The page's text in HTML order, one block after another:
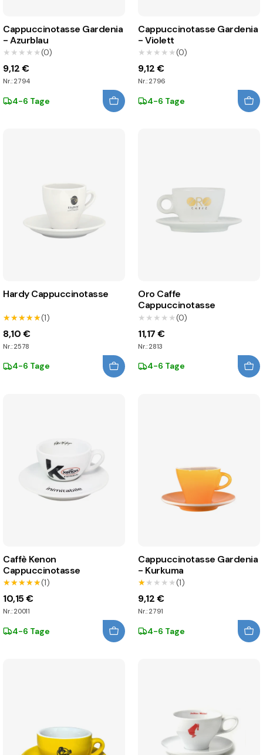
Cappuccinotasse Gardenia
- Azurblau
★★★★★
★★★★★(0)
9,12 €
Nr.: 2794
4-6 Tage
Cappuccinotasse Gardenia
- Violett
★★★★★
★★★★★(0)
9,12 €
Nr.: 2796
4-6 Tage
Hardy Cappuccinotasse
★★★★★
★★★★★(1)
8,10 €
Nr.: 2578
4-6 Tage
Oro Caffe
Cappuccinotasse
★★★★★
★★★★★(0)
11,17 €
Nr.: 2813
4-6 Tage
Caffè Kenon
Cappuccinotasse
★★★★★
★★★★★(1)
10,15 €
Nr.: 20011
4-6 Tage
Cappuccinotasse Gardenia
- Kurkuma
★★★★★
★★★★★(1)
9,12 €
Nr.: 2791
4-6 Tage